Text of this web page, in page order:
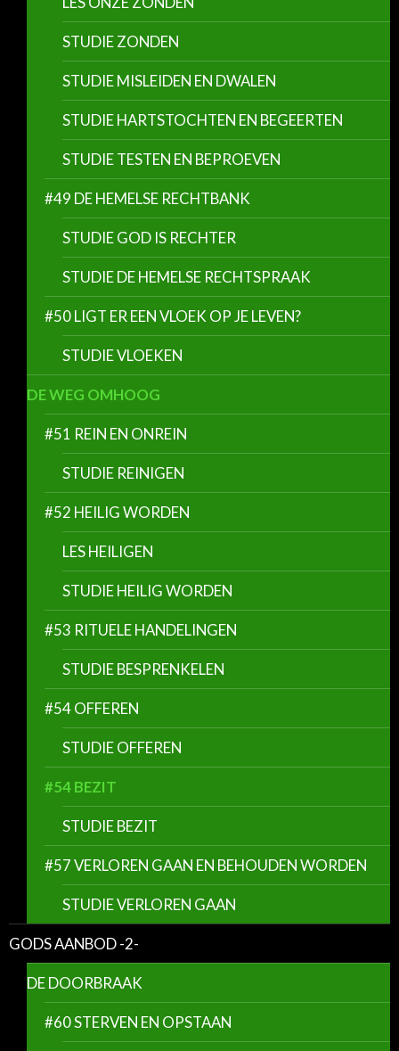
STUDIE ZONDEN
STUDIE MISLEIDEN EN DWALEN
STUDIE HARTSTOCHTEN EN BEGEERTEN
STUDIE TESTEN EN BEPROEVEN
#49 DE HEMELSE RECHTBANK
STUDIE GOD IS RECHTER
STUDIE DE HEMELSE RECHTSPRAAK
#50 LIGT ER EEN VLOEK OP JE LEVEN?
STUDIE VLOEKEN
DE WEG OMHOOG
#51 REIN EN ONREIN
STUDIE REINIGEN
#52 HEILIG WORDEN
LES HEILIGEN
STUDIE HEILIG WORDEN
#53 RITUELE HANDELINGEN
STUDIE BESPRENKELEN
#54 OFFEREN
STUDIE OFFEREN
#54 BEZIT
STUDIE BEZIT
#57 VERLOREN GAAN EN BEHOUDEN WORDEN
STUDIE VERLOREN GAAN
GODS AANBOD -2-
DE DOORBRAAK
#60 STERVEN EN OPSTAAN